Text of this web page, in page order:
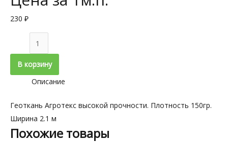
230 ₽
товара
Геоткань
Агротекс
Цена
за
1м.п.
В корзину
Описание
Геоткань Агротекс высокой прочности. Плотность 150гр.
Ширина 2.1 м
Похожие товары